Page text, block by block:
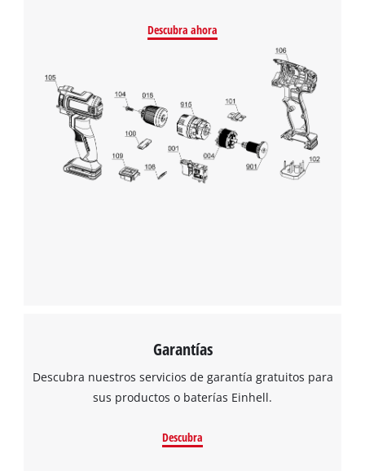
Descubra ahora
Garantías
Descubra nuestros servicios de garantía gratuitos para
sus productos o baterías Einhell.
Descubra